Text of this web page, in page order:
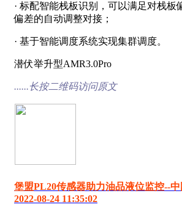
· 标配智能栈板识别，可以满足对栈板
偏差的自动调整对接；
· 基于智能调度系统实现集群调度。
潜伏举升型AMR3.0Pro
......长按二维码访问原文
堡盟PL20传感器助力油品液位监控--
2022-08-24 11:35:02